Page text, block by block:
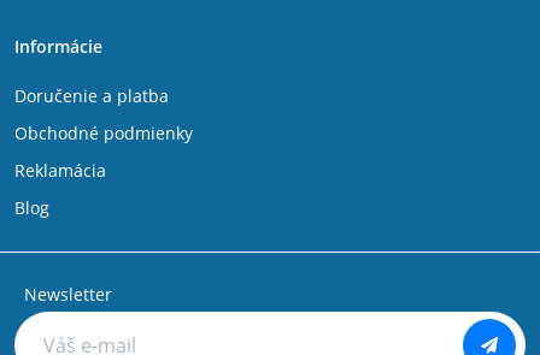
Informácie
Doručenie a platba
Obchodné podmienky
Reklamácia
Blog
Newsletter